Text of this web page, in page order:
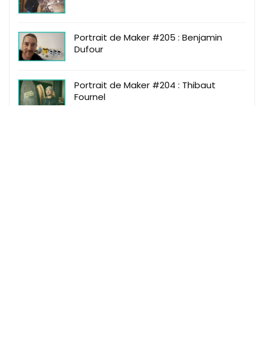
Portrait de Maker #205 : Benjamin
Dufour
Portrait de Maker #204 : Thibaut
Fournel